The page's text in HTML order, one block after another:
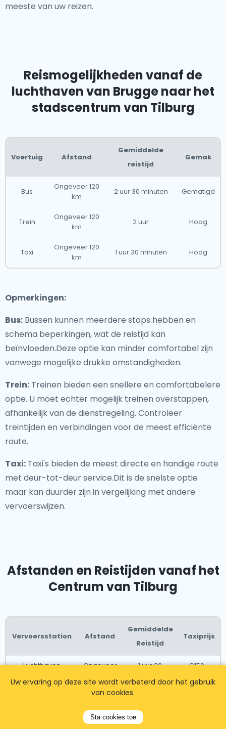
meeste van uw reizen.
Reismogelijkheden vanaf de
luchthaven van Brugge naar het
stadscentrum van Tilburg
Voertuig Afstand
Gemiddelde
reistijd
Gemak
Bus
Ongeveer 120
km
2 uur 30 minuten Gematigd
Trein
Ongeveer 120
km
2 uur Hoog
Taxi
Ongeveer 120
km
1 uur 30 minuten Hoog
Opmerkingen:
Bus: Bussen kunnen meerdere stops hebben en
schema beperkingen, wat de reistijd kan
beïnvloeden.Deze optie kan minder comfortabel zijn
vanwege mogelijke drukke omstandigheden.
Trein: Treinen bieden een snellere en comfortabelere
optie. U moet echter mogelijk treinen overstappen,
afhankelijk van de dienstregeling. Controleer
treintijden en verbindingen voor de meest efficiënte
route.
Taxi: Taxi's bieden de meest directe en handige route
met deur-tot-deur service.Dit is de snelste optie
maar kan duurder zijn in vergelijking met andere
vervoerswijzen.
Afstanden en Reistijden vanaf het
Centrum van Tilburg
Vervoersstation Afstand
Gemiddelde
Reistijd
Taxiprijs
Luchthaven
Ongeveer
1 uur 30
€150 -
115 km
minuten
Uw ervaring op deze site wordt verbeterd door het gebruik
van cookies.
Sta cookies toe